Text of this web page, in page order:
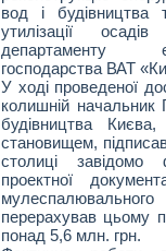
вод і будівництва
утилізації
департаменту
господарства ВАТ
У ході проведеної
колишній начальник
будівництва
становищем,
столиці завідомо
проектної
перерахував цьому
понад 5,6 млн. грн.